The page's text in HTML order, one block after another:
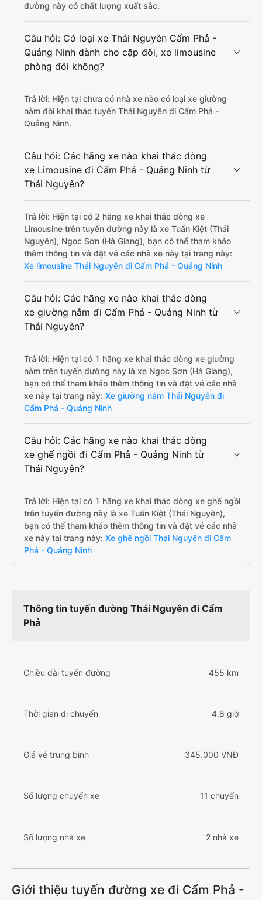
đường này có chất lượng xuất sắc.
Câu hỏi: Có loại xe Thái Nguyên Cẩm Phả -
Quảng Ninh dành cho cặp đôi, xe limousine
phòng đôi không?
Trả lời: Hiện tại chưa có nhà xe nào có loại xe giường
nằm đôi khai thác tuyến Thái Nguyên đi Cẩm Phả -
Quảng Ninh.
Câu hỏi: Các hãng xe nào khai thác dòng
xe Limousine đi Cẩm Phả - Quảng Ninh từ
Thái Nguyên?
Trả lời: Hiện tại có 2 hãng xe khai thác dòng xe
Limousine trên tuyến đường này là xe Tuấn Kiệt (Thái
Nguyên), Ngọc Sơn (Hà Giang), bạn có thể tham khảo
thêm thông tin và đặt vé các nhà xe này tại trang này:
Xe limousine Thái Nguyên đi Cẩm Phả - Quảng Ninh
Câu hỏi: Các hãng xe nào khai thác dòng
xe giường nằm đi Cẩm Phả - Quảng Ninh từ
Thái Nguyên?
Trả lời: Hiện tại có 1 hãng xe khai thác dòng xe giường
nằm trên tuyến đường này là xe Ngọc Sơn (Hà Giang),
bạn có thể tham khảo thêm thông tin và đặt vé các nhà
xe này tại trang này: Xe giường nằm Thái Nguyên đi
Cẩm Phả - Quảng Ninh
Câu hỏi: Các hãng xe nào khai thác dòng
xe ghế ngồi đi Cẩm Phả - Quảng Ninh từ
Thái Nguyên?
Trả lời: Hiện tại có 1 hãng xe khai thác dòng xe ghế ngồi
trên tuyến đường này là xe Tuấn Kiệt (Thái Nguyên),
bạn có thể tham khảo thêm thông tin và đặt vé các nhà
xe này tại trang này: Xe ghế ngồi Thái Nguyên đi Cẩm
Phả - Quảng Ninh
Thông tin tuyến đường Thái Nguyên đi Cẩm
Phả
Chiều dài tuyến đường 455 km
Thời gian di chuyển 4.8 giờ
Giá vé trung bình 345.000 VNĐ
Số lượng chuyến xe 11 chuyến
Số lượng nhà xe 2 nhà xe
Giới thiệu tuyến đường xe đi Cẩm Phả -